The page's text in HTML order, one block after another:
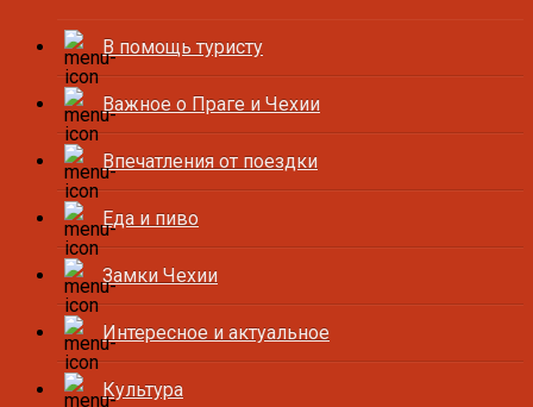
В помощь туристу
Важное о Праге и Чехии
Впечатления от поездки
Еда и пиво
Замки Чехии
Интересное и актуальное
Культура